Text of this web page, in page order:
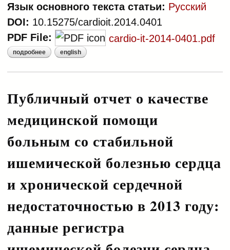
Язык основного текста статьи: Русский
DOI: 10.15275/cardioit.2014.0401
PDF File:
cardio-it-2014-0401.pdf
подробнеео применение отечественной
больным с острым коронарным
синдромом с подъемом сегмента
st: шаг навстречу практике
публичных отчётов о качестве
english
Публичный отчет о качестве
медицинской помощи
больным со стабильной
ишемической болезнью сердца
и хронической сердечной
недостаточностью в 2013 году:
данные регистра